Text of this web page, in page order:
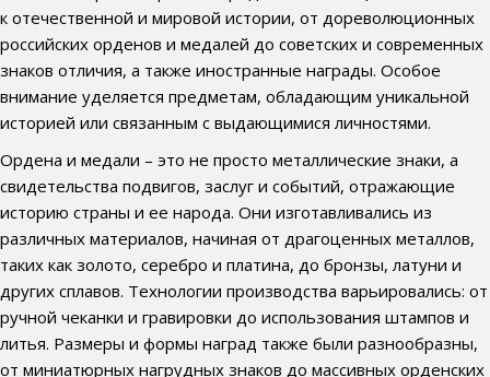
к отечественной и мировой истории, от дореволюционных
российских орденов и медалей до советских и современных
знаков отличия, а также иностранные награды. Особое
внимание уделяется предметам, обладающим уникальной
историей или связанным с выдающимися личностями.
Ордена и медали – это не просто металлические знаки, а
свидетельства подвигов, заслуг и событий, отражающие
историю страны и ее народа. Они изготавливались из
различных материалов, начиная от драгоценных металлов,
таких как золото, серебро и платина, до бронзы, латуни и
других сплавов. Технологии производства варьировались: от
ручной чеканки и гравировки до использования штампов и
литья. Размеры и формы наград также были разнообразны,
от миниатюрных нагрудных знаков до массивных орденских